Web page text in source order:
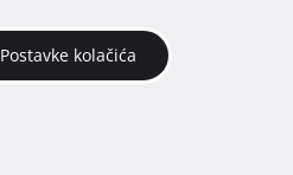
Postavke kolačića